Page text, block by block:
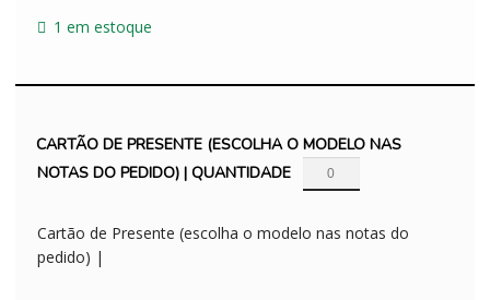
1 em estoque
CARTÃO DE PRESENTE (ESCOLHA O MODELO NAS
NOTAS DO PEDIDO) | QUANTIDADE
Cartão de Presente (escolha o modelo nas notas do
pedido) |